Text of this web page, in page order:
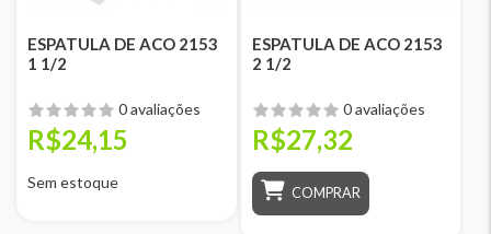
ESPATULA DE ACO 2153
1 1/2
0 avaliações
R$24,15
Sem estoque
ESPATULA DE ACO 2153
2 1/2
0 avaliações
R$27,32
COMPRAR